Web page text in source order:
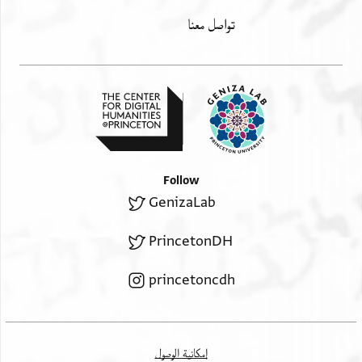
تواصل معنا
Follow
GenizaLab
PrincetonDH
princetoncdh
إمكانية الوصول